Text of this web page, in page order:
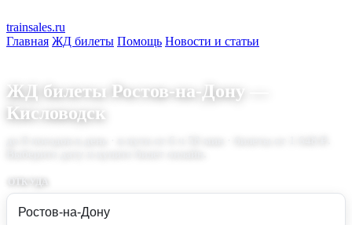
trainsales.ru
Главная ЖД билеты Помощь Новости и статьи
ЖД билеты Ростов-на-Дону —
Кисловодск
ОТКУДА